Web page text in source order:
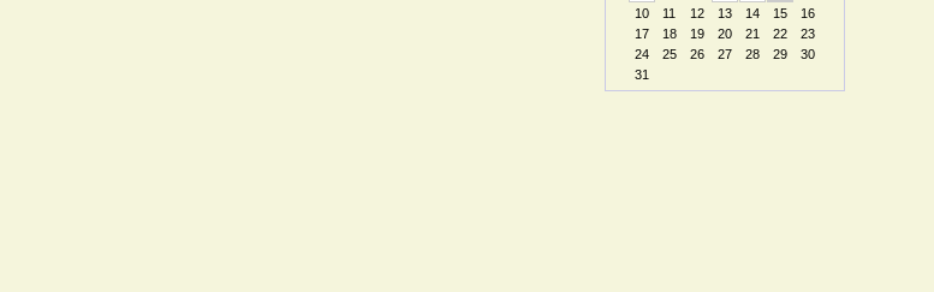
10
11 12 13 14 15
16
17
18 19 20 21 22
23
24
25 26 27 28 29
30
31